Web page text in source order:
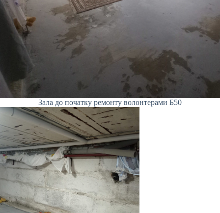
Зала до початку ремонту волонтерами Б50